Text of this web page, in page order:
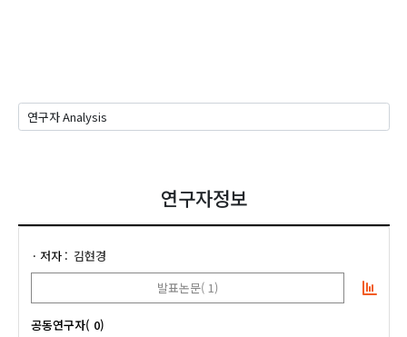
연구자정보
저자
김현경
발표논문( 1)
공동연구자( 0)